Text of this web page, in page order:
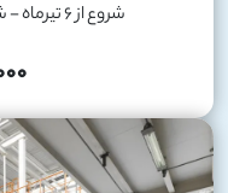
شروع از 6 تیرماه - شنبه و دوشنبه از ساعت 16 الی 19